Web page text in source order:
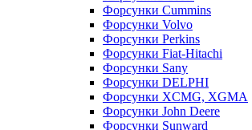
Форсунки Cummins
Форсунки Volvo
Форсунки Perkins
Форсунки Fiat-Hitachi
Форсунки Sany
Форсунки DELPHI
Форсунки XCMG, XGMA
Форсунки John Deere
Форсунки Sunward